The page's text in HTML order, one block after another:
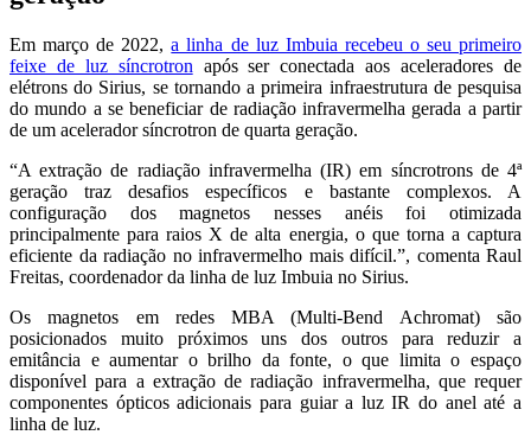
Em março de 2022,a linha de luz Imbuia recebeu o seu primeiro
feixe de luz síncrotron após ser conectada aos aceleradores de
elétrons do Sirius, se tornando a primeira infraestrutura de pesquisa
do mundo a se beneficiar de radiação infravermelha gerada a partir
de um acelerador síncrotron de quarta geração.
“A extração de radiação infravermelha (IR) em síncrotrons de 4ª
geração traz desafios específicos e bastante complexos. A
configuração dos magnetos nesses anéis foi otimizada
principalmente para raios X de alta energia, o que torna a captura
eficiente da radiação no infravermelho mais difícil.”, comenta Raul
Freitas, coordenador da linha de luz Imbuia no Sirius.
Os magnetos em redes MBA (Multi-Bend Achromat) são
posicionados muito próximos uns dos outros para reduzir a
emitância e aumentar o brilho da fonte, o que limita o espaço
disponível para a extração de radiação infravermelha, que requer
componentes ópticos adicionais para guiar a luz IR do anel até a
linha de luz.